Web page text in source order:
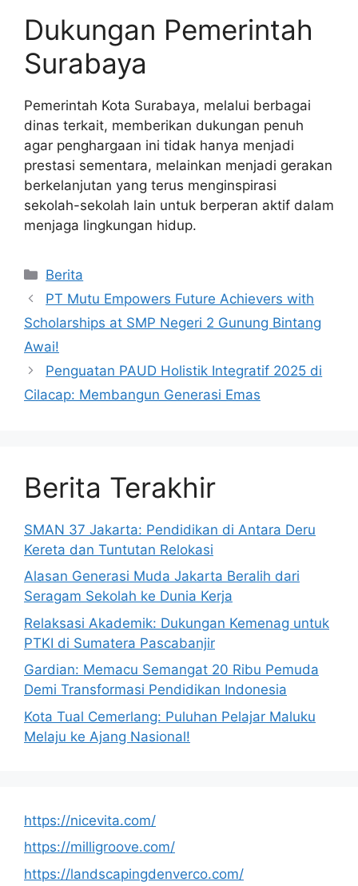
Dukungan Pemerintah
Surabaya
Pemerintah Kota Surabaya, melalui berbagai
dinas terkait, memberikan dukungan penuh
agar penghargaan ini tidak hanya menjadi
prestasi sementara, melainkan menjadi gerakan
berkelanjutan yang terus menginspirasi
sekolah-sekolah lain untuk berperan aktif dalam
menjaga lingkungan hidup.
Kategori
Berita
PT Mutu Empowers Future Achievers with
Scholarships at SMP Negeri 2 Gunung Bintang
Awai!
Penguatan PAUD Holistik Integratif 2025 di
Cilacap: Membangun Generasi Emas
Berita Terakhir
SMAN 37 Jakarta: Pendidikan di Antara Deru
Kereta dan Tuntutan Relokasi
Alasan Generasi Muda Jakarta Beralih dari
Seragam Sekolah ke Dunia Kerja
Relaksasi Akademik: Dukungan Kemenag untuk
PTKI di Sumatera Pascabanjir
Gardian: Memacu Semangat 20 Ribu Pemuda
Demi Transformasi Pendidikan Indonesia
Kota Tual Cemerlang: Puluhan Pelajar Maluku
Melaju ke Ajang Nasional!
https://nicevita.com/
https://milligroove.com/
https://landscapingdenverco.com/